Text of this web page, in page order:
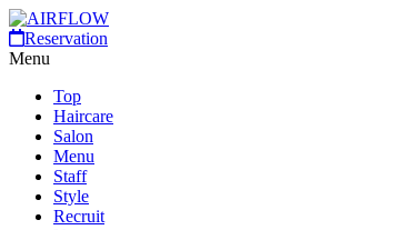
Reservation
Menu
Top
Haircare
Salon
Menu
Staff
Style
Recruit